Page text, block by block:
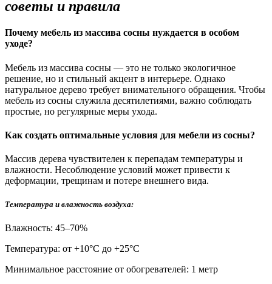
советы и правила
Почему мебель из массива сосны нуждается в особом
уходе?
Мебель из массива сосны — это не только экологичное
решение, но и стильный акцент в интерьере. Однако
натуральное дерево требует внимательного обращения. Чтобы
мебель из сосны служила десятилетиями, важно соблюдать
простые, но регулярные меры ухода.
Как создать оптимальные условия для мебели из сосны?
Массив дерева чувствителен к перепадам температуры и
влажности. Несоблюдение условий может привести к
деформации, трещинам и потере внешнего вида.
Температура и влажность воздуха:
Влажность: 45–70%
Температура: от +10°С до +25°С
Минимальное расстояние от обогревателей: 1 метр